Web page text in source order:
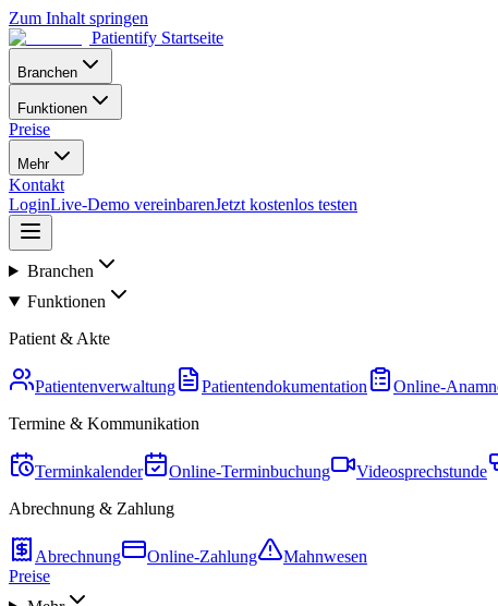
Zum Inhalt springen
Patientify Startseite
Branchen
Funktionen
Preise
Mehr
Kontakt
LoginLive-Demo vereinbarenJetzt kostenlos testen
Branchen
Funktionen
Patient & Akte
Patientenverwaltung Patientendokumentation Online-
Termine & Kommunikation
Terminkalender Online-Terminbuchung Videosprechstunde
Abrechnung & Zahlung
Abrechnung Online-Zahlung
Mahnwesen
Preise